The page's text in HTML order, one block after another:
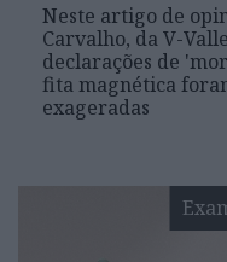
Neste artigo de
Carvalho, da V-
declarações de
fita magnética
exageradas